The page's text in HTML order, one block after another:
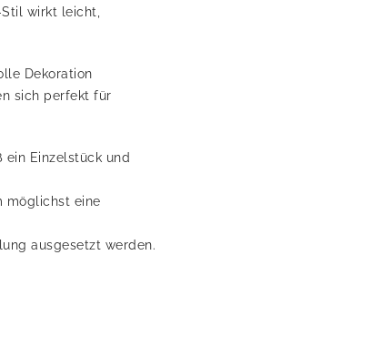
wirkt leicht,
Dekoration
sich perfekt für
Einzelstück und
möglichst eine
ausgesetzt werden.